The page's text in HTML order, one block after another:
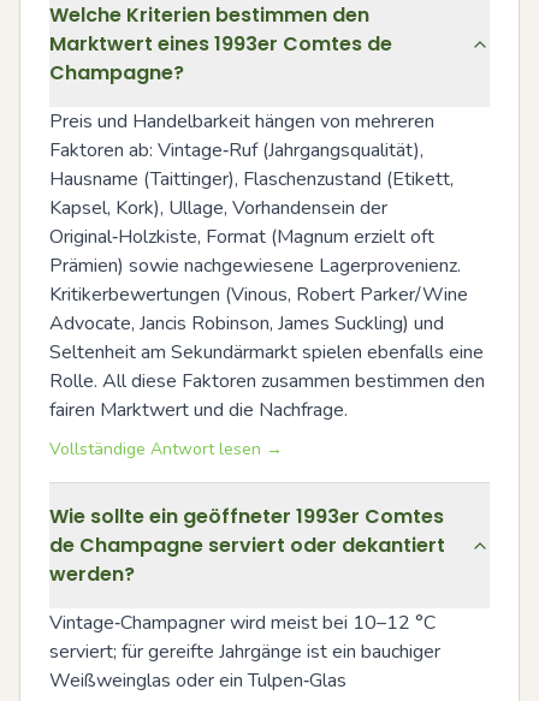
Welche Kriterien bestimmen den
Marktwert eines 1993er Comtes de
Champagne?
Preis und Handelbarkeit hängen von mehreren
Faktoren ab: Vintage‑Ruf (Jahrgangsqualität),
Hausname (Taittinger), Flaschenzustand (Etikett,
Kapsel, Kork), Ullage, Vorhandensein der
Original‑Holzkiste, Format (Magnum erzielt oft
Prämien) sowie nachgewiesene Lagerprovenienz.
Kritikerbewertungen (Vinous, Robert Parker/Wine
Advocate, Jancis Robinson, James Suckling) und
Seltenheit am Sekundärmarkt spielen ebenfalls eine
Rolle. All diese Faktoren zusammen bestimmen den
fairen Marktwert und die Nachfrage.
Vollständige Antwort lesen →
Wie sollte ein geöffneter 1993er Comtes
de Champagne serviert oder dekantiert
werden?
Vintage‑Champagner wird meist bei 10–12 °C
serviert; für gereifte Jahrgänge ist ein bauchiger
Weißweinglas oder ein Tulpen‑Glas